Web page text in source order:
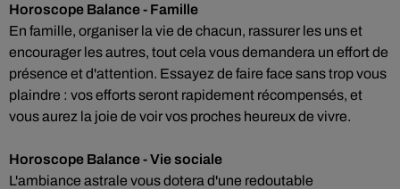
Horoscope Balance - Famille
En famille, organiser la vie de chacun, rassurer les uns et
encourager les autres, tout cela vous demandera un effort de
présence et d'attention. Essayez de faire face sans trop vous
plaindre : vos efforts seront rapidement récompensés, et
vous aurez la joie de voir vos proches heureux de vivre.
Horoscope Balance - Vie sociale
L'ambiance astrale vous dotera d'une redoutable